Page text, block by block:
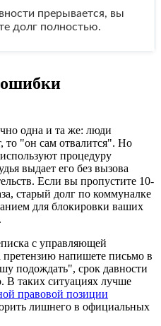
прерывается, вы
долг полностью.
одна и та же: люди
то "он сам отвалится". Но
процедуру
выдает его без вызова
Если вы пропустите 10-
старый долг по коммуналке
для блокировки ваших
с управляющей
напишете письмо в
подождать", срок давности
В таких ситуациях лучше
правовой позиции
лишнего в официальных